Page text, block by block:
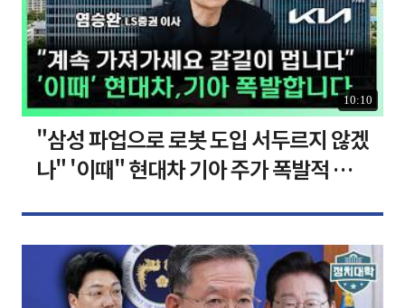
10:10
"삼성 파업으로 로봇 도입 서두르지 않겠
나" '이때" 현대차 기아 주가 폭발적 성